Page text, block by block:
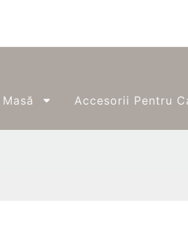
Accesorii Pentru